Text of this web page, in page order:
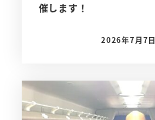
催します！
投稿日
2026年7月7日